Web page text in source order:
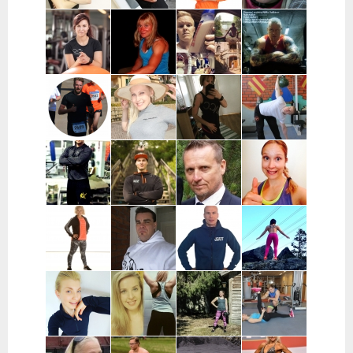
Taneli
Leppänen |
Turku ja
lähikunnat
Kata Pulkka |
Pääkaupunkiseutu
Marika
Koskela-
Kontu |
Pohjois-
Pohjanmaa
Miia
Numminen |
Keuruu
Sara Uimonen |
Pääkaupunkiseutu
Miranda Tirri |
Koko Suomi ja
ulkomaat,
verkkovalmennus
Mikael Mentu
| Helsinki
Miikka
Heikkinen |
Itä-Suomi
Wille
Wahlberg |
Helsinki
Katja Varjo |
Raisio
Marja-Liisa
Ylipahkala |
Oulu,
Kempele,
Haukipudas
Mikael
Pihlajamaa |
Turun alue
Joni
Haapaniitty |
Tampere
Mikke Mänty-
Sorvari |
Tampere
Ilkka Marttila
| Syöte
Ida Huttunen
| Koko Suomi
Satu
Mononen |
Lieto, Loimaa,
Ypäjä,
Jokioinen
Mika Turunen
| Uusimaa
Hasse
Fagerström |
Pirkanmaa
Sofia
Kauraoja |
Satakunta
Jane Suvanto |
Leea
Katja
Pauli